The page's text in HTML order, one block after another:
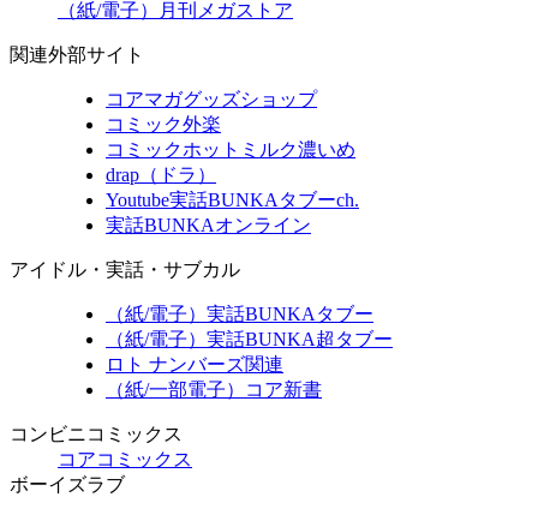
（紙/電子）月刊メガストア
関連外部サイト
コアマガグッズショップ
コミック外楽
コミックホットミルク濃いめ
drap（ドラ）
Youtube実話BUNKAタブーch.
実話BUNKAオンライン
アイドル・実話・サブカル
（紙/電子）実話BUNKAタブー
（紙/電子）実話BUNKA超タブー
ロト ナンバーズ関連
（紙/一部電子）コア新書
コンビニコミックス
コアコミックス
ボーイズラブ